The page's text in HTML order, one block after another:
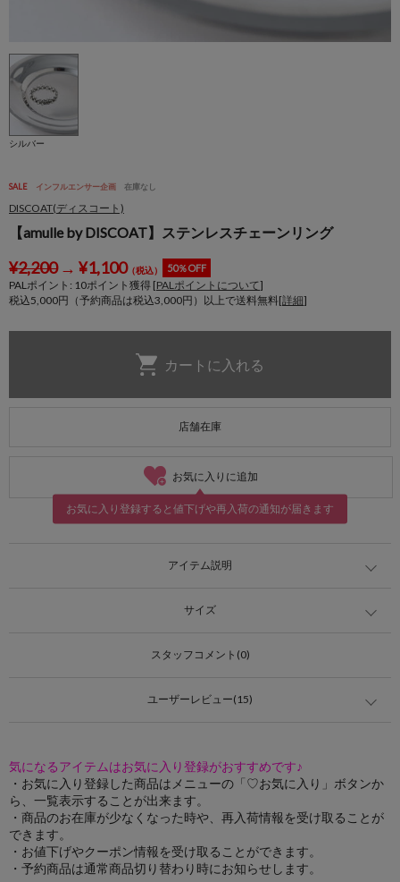
シルバー
SALE インフルエンサー企画 在庫なし
DISCOAT(ディスコート)
【amulle by DISCOAT】ステンレスチェーンリング
¥2,200→ ¥1,100（税込） 50％OFF
PALポイント: 10ポイント獲得 [PALポイントについて]
税込5,000円（予約商品は税込3,000円）以上で送料無料[詳細]
店舗在庫
お気に入りに追加
お気に入り登録すると値下げや再入荷の通知が届きます
アイテム説明
サイズ
スタッフコメント(0)
ユーザーレビュー(15)
気になるアイテムはお気に入り登録がおすすめです♪
・お気に入り登録した商品はメニューの「♡お気に入り」ボタンか
ら、一覧表示することが出来ます。
・商品のお在庫が少なくなった時や、再入荷情報を受け取ることが
できます。
・お値下げやクーポン情報を受け取ることができます。
・予約商品は通常商品切り替わり時にお知らせします。